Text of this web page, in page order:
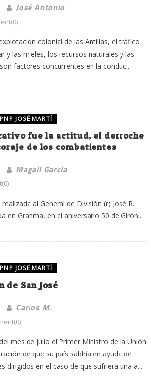
José Antonio
colonial de las Antillas, el tráfico
y las mieles, los recursos naturales y las
factores concurrentes en la conduc...
JOSÉ MARTÍ
fue la actitud, el derroche
de los combatientes
Magali Garcia
al General de División (r) José R.
en Granma, en el aniversario 50 de Girón...
JOSÉ MARTÍ
de San José
Carlos M.
mes de julio el Primer Ministro de la Unión
de que su país saldría en ayuda de
dirigidos en el caso de que sufriera una a...